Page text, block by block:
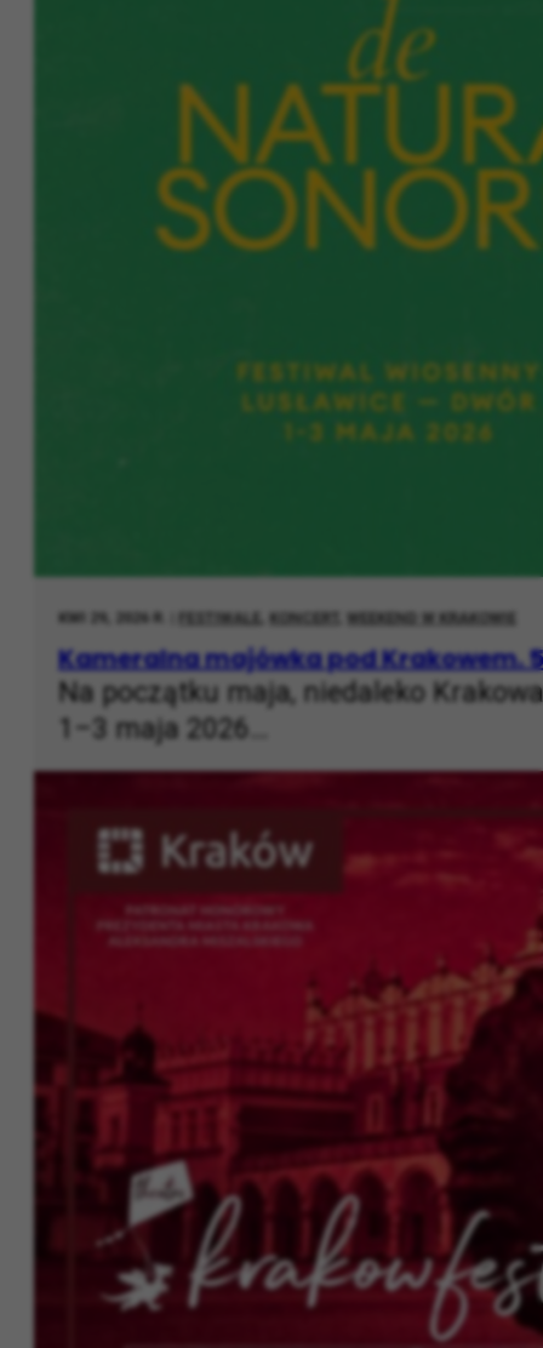
KWI 29, 2026 R. | FESTIWALE KONCERT WEEKEND W KRAKOWIE
Kameralna majówka pod Krakowem.
Na początku maja, niedaleko
1–3 maja 2026…